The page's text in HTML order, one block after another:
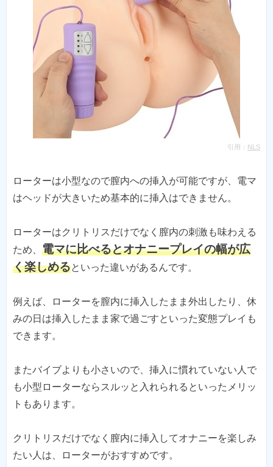
引用： NLS
ローターは小型なので膣内への挿入が可能ですが、電マ
はヘッドが大きいため基本的に挿入はできません。
ローターはクリトリスだけでなく膣内の刺激も味わえる
ため、 電マに比べるとオナニープレイの幅が広
く楽しめるといった違いがあるんです。
例えば、ローターを膣内に挿入したまま外出したり、休
みの日は挿入したまま家で過ごすといった変態プレイも
できます。
またバイブよりも小さいので、挿入に慣れていない人で
も小型ローターならスルッと入れられるといったメリッ
トもあります。
クリトリスだけでなく膣内に挿入してオナニーを楽しみ
たい人は、ローターがおすすめです。